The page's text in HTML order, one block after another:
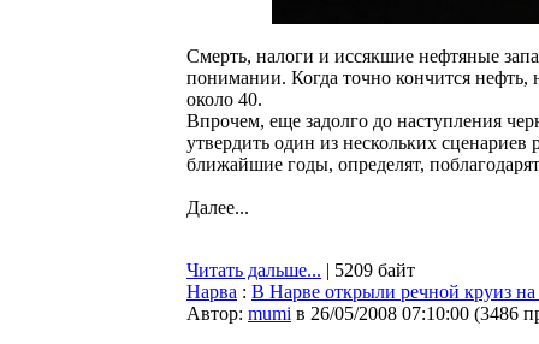
Смерть, налоги и иссякшие нефтяные
понимании. Когда точно кончится нефть,
около 40.
Впрочем, еще задолго до наступления
утвердить один из нескольких
ближайшие годы, определят,
Далее...
Читать дальше... | 5209 байт
Нарва : В Нарве открыли речной круиз
Автор: mumi в 26/05/2008 07:10:00 (3486